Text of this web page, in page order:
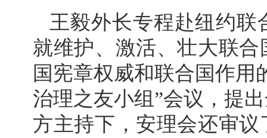
王毅外长专程赴纽约
就维护、激活、壮大联
国宪章权威和联合国作用
治理之友小组”会议，提
方主持下，安理会还审